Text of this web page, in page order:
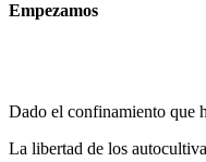
Empezamos
Dado el confinamiento que
La libertad de los